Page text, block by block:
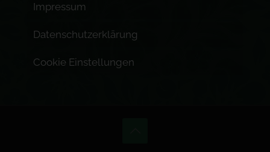
Impressum
Datenschutzerklärung
Cookie Einstellungen